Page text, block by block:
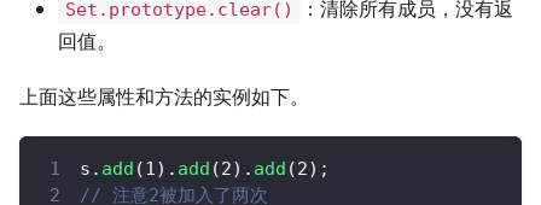
Set.prototype.clear()
：清除所有成员，没有返
回值。
上面这些属性和方法的实例如下。
s . add (1) . add (2) . add (2) ;
// 注意2被加入了两次